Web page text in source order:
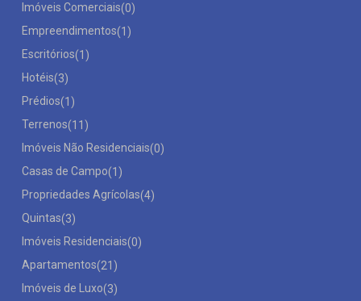
Imóveis Comerciais(0)
Empreendimentos(1)
Escritórios(1)
Hotéis(3)
Prédios(1)
Terrenos(11)
Imóveis Não Residenciais(0)
Casas de Campo(1)
Propriedades Agrícolas(4)
Quintas(3)
Imóveis Residenciais(0)
Apartamentos(21)
Imóveis de Luxo(3)